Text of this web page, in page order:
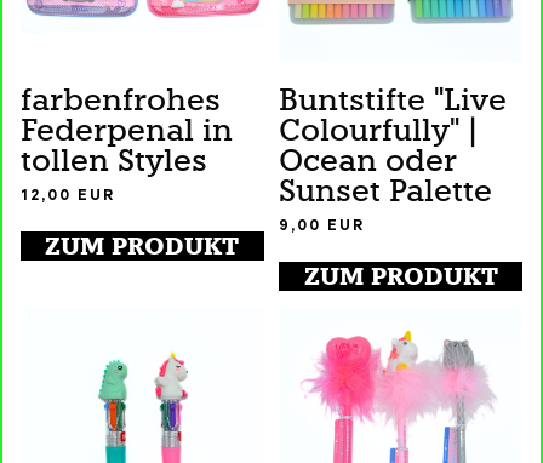
farbenfrohes
Federpenal in
tollen Styles
12,00 EUR
ZUM PRODUKT
Buntstifte "Live
Colourfully" |
Ocean oder
Sunset Palette
9,00 EUR
ZUM PRODUKT